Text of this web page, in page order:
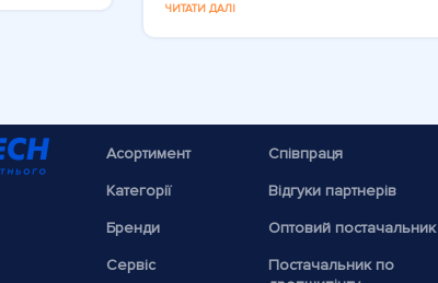
ЧИТАТИ ДАЛІ
Асортимент
Категорії
Бренди
Сервіс
Співпраця
Відгуки партнерів
Оптовий постачальник
Постачальник по